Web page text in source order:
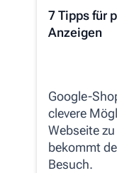
7 Tipps für
Anzeigen
Google-
clevere
Webseite
bekommt
Besuch.